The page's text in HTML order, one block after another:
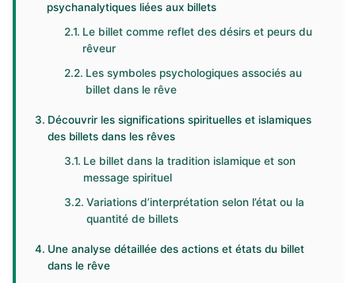
psychanalytiques liées aux billets
Le billet comme reflet des désirs et peurs du
rêveur
Les symboles psychologiques associés au
billet dans le rêve
Découvrir les significations spirituelles et islamiques
des billets dans les rêves
Le billet dans la tradition islamique et son
message spirituel
Variations d’interprétation selon l’état ou la
quantité de billets
Une analyse détaillée des actions et états du billet
dans le rêve